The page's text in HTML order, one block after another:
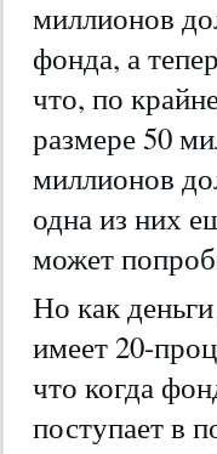
миллионов
фонда, а
что, по
размере 50
миллионов
одна из них
может
Но как
имеет 20-
что когда
поступает в